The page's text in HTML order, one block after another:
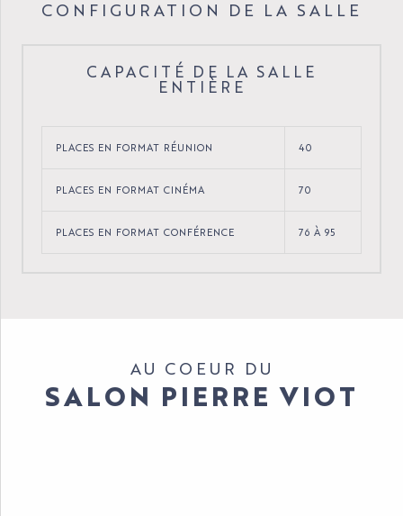
CONFIGURATION DE LA SALLE
CAPACITÉ DE LA SALLE
ENTIÈRE
PLACES EN FORMAT RÉUNION 40
PLACES EN FORMAT CINÉMA 70
PLACES EN FORMAT CONFÉRENCE 76 À 95
AU COEUR DU
SALON PIERRE VIOT